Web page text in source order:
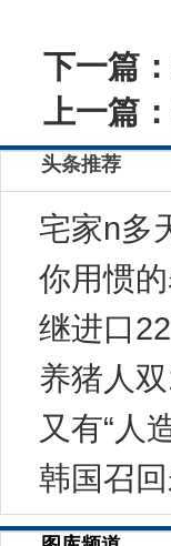
下一篇：
上一篇：
头条推荐